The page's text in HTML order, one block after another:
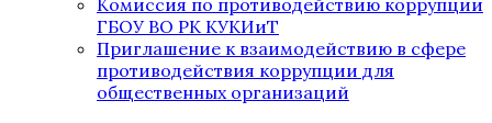
Комиссия по противодействию коррупции
ГБОУ ВО РК КУКИиТ
Приглашение к взаимодействию в сфере
противодействия коррупции для
общественных организаций